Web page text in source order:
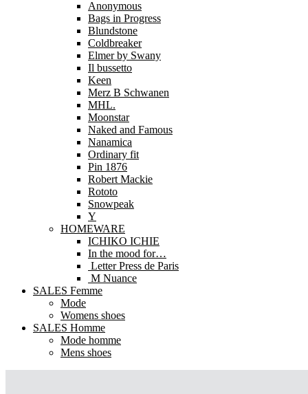
Anonymous
Bags in Progress
Blundstone
Coldbreaker
Elmer by Swany
Il bussetto
Keen
Merz B Schwanen
MHL.
Moonstar
Naked and Famous
Nanamica
Ordinary fit
Pin 1876
Robert Mackie
Rototo
Snowpeak
Y
HOMEWARE
ICHIKO ICHIE
In the mood for…
Letter Press de Paris
M Nuance
SALES Femme
Mode
Womens shoes
SALES Homme
Mode homme
Mens shoes